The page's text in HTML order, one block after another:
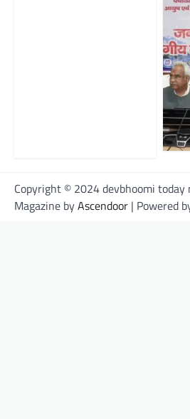
Copyright © 2024 devbhoomi today
Magazine byAscendoor | Powered